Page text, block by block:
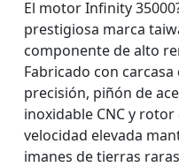
El motor Infinity
prestigiosa marca
componente de alto
Fabricado con
precisión, piñón de
inoxidable CNC y
velocidad elevada
imanes de tierras